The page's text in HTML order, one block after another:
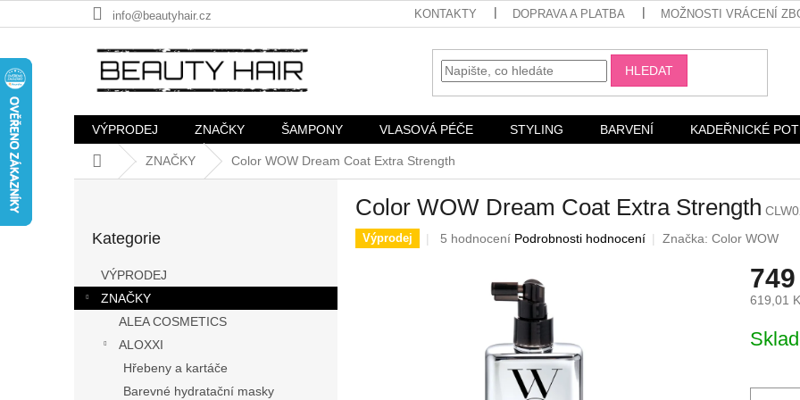
na
info@beautyhair.cz KONTAKTY DOPRAVA A PLATBA MOŽNOSTI VRÁCENÍ
HLEDAT
VÝPRODEJ ZNAČKY ŠAMPONY VLASOVÁ PÉČE STYLING BARVENÍ KADEŘNICKÉ
Domů ZNAČKY Color WOW Dream Coat Extra Strength
a
n
kategorie
Kategorie
VÝPRODEJ
ZNAČKY
ALEA COSMETICS
ALOXXI
Hřebeny a kartáče
Barevné hydratační masky
Color WOW Dream Coat Extra Strength
Výprodej
Průměrné
hvězdiček.
5 hodnocení Podrobnosti hodnocení Značka: Color WOW
619,01
cena: